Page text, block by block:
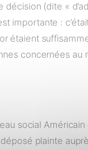
décision (dite «
importante :
étaient
concernées au
social
plainte